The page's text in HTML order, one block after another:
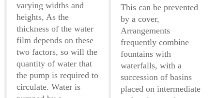
varying widths and
heights, As the
thickness of the water
film depends on these
two factors, so will the
quantity of water that
the pump is required to
circulate. Water is
This can be prevented
by a cover,
Arrangements
frequently combine
fountains with
waterfalls, with a
succession of basins
placed on intermediate